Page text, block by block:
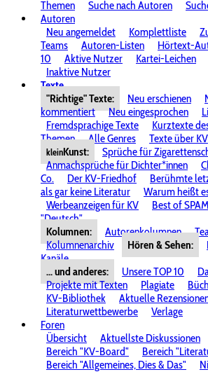
Themen
Suche nach Autoren
Autoren
Neu angemeldet
Komplettliste
Teams
Autoren-Listen Hörtext-
10
Aktive Nutzer Kartei-Leichen
Inaktive Nutzer
Texte
"Richtige" Texte:
Neu erschienen
kommentiert
Neu eingesprochen
Fremdsprachige Texte
Kurztexte
Themen
Alle Genres Texte über KV
kleinKunst:
Sprüche für
Anmachsprüche für Dichter*innen
Co.
Der KV-Friedhof Berühmte
als gar keine Literatur
Warum heißt
Werbeanzeigen für KV
Best of SPAM
"Deutsch"
Kolumnen:
Autorenkolumnen
Kolumnenarchiv
Hören & Sehen:
Kanäle
... und anderes:
Unsere TOP 10
Projekte mit Texten
Plagiate
KV-Bibliothek
Aktuelle
Literaturwettbewerbe
Verlage
Foren
Übersicht
Aktuellste Diskussionen
Bereich "KV-Board"
Bereich
Bereich "Allgemeines, Dies & Das"